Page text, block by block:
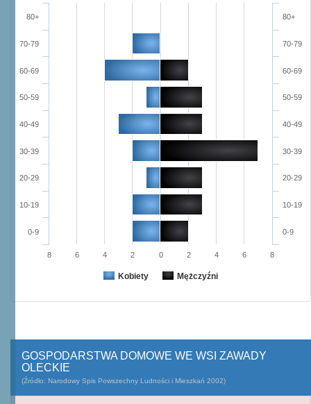
Kobiety Mężczyźni
0-9
10-19
20-29
30-39
40-49
50-59
60-69
70-79
80+
0-9
10-19
20-29
30-39
40-49
50-59
60-69
70-79
80+
8 6 4 2 0 2 4 6 8
GOSPODARSTWA DOMOWE WE WSI ZAWADY
OLECKIE
(Źródło: Narodowy Spis Powszechny Ludności i Mieszkań 2002)